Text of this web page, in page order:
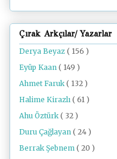
Çırak Arkçılar/ Yazarlar
Derya Beyaz ( 156 )
Eyüp Kaan ( 149 )
Ahmet Faruk ( 132 )
Halime Kirazlı ( 61 )
Ahu Öztürk ( 32 )
Duru Çağlayan ( 24 )
Berrak Şebnem ( 20 )